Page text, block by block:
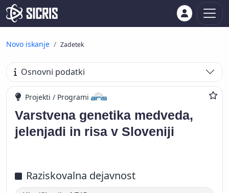
Novo iskanje Zadetek
Osnovni podatki
Projekti / Programi
Varstvena genetika medveda,
jelenjadi in risa v Sloveniji
Raziskovalna dejavnost